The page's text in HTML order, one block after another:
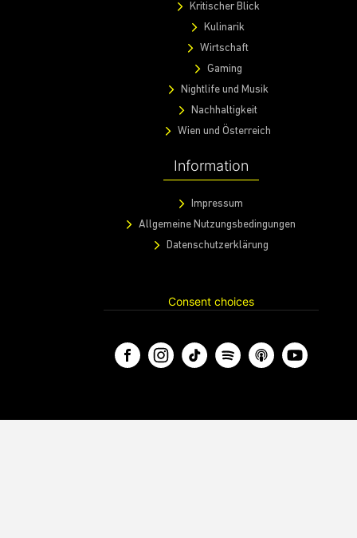
Kritischer Blick
Kulinarik
Wirtschaft
Gaming
Nightlife und Musik
Nachhaltigkeit
Wien und Österreich
Information
Impressum
Allgemeine Nutzungsbedingungen
Datenschutzerklärung
Consent choices